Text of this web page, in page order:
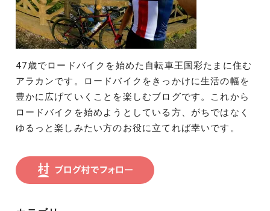
47歳でロードバイクを始めた自転車王国彩たまに住む
アラカンです。ロードバイクをきっかけに生活の幅を
豊かに広げていくことを楽しむブログです。これから
ロードバイクを始めようとしている方、がちではなく
ゆるっと楽しみたい方のお役に立てれば幸いです。